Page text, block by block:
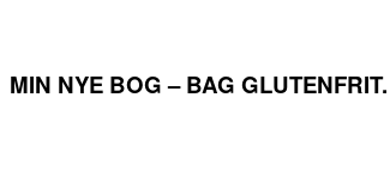
MIN NYE BOG – BAG